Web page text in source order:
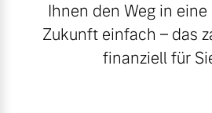
Ihnen den Weg in
Zukunft einfach – das
finanziell für